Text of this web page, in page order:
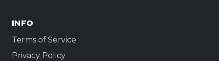
INFO
Terms of Service
Privacy Policy